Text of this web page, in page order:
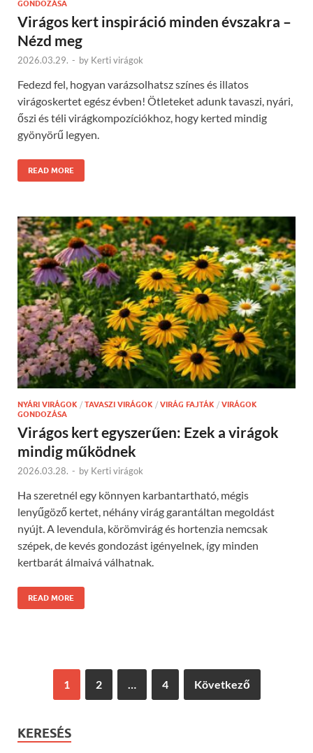
GONDOZÁSA
Virágos kert inspiráció minden évszakra –
Nézd meg
2026.03.29. - by Kerti virágok
Fedezd fel, hogyan varázsolhatsz színes és illatos
virágoskertet egész évben! Ötleteket adunk tavaszi, nyári,
őszi és téli virágkompozíciókhoz, hogy kerted mindig
gyönyörű legyen.
READ MORE
NYÁRI VIRÁGOK / TAVASZI VIRÁGOK / VIRÁG FAJTÁK / VIRÁGOK
GONDOZÁSA
Virágos kert egyszerűen: Ezek a virágok
mindig működnek
2026.03.28. - by Kerti virágok
Ha szeretnél egy könnyen karbantartható, mégis
lenyűgöző kertet, néhány virág garantáltan megoldást
nyújt. A levendula, körömvirág és hortenzia nemcsak
szépek, de kevés gondozást igényelnek, így minden
kertbarát álmaivá válhatnak.
READ MORE
1 2 4 Következő
KERESÉS